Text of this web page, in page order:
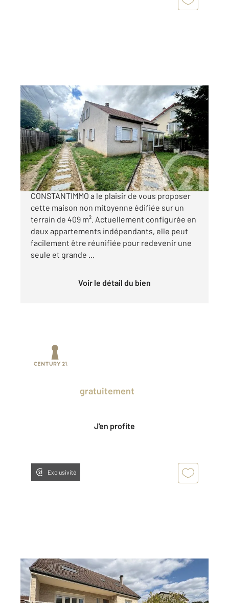
PARAY VIEILLE POSTE 91
126 m2, 7 pièces
Ref : 3627
Maison à vendre
426 000 €
Votre agence Century 21 groupe
CONSTANTIMMO a le plaisir de vous proposer
cette maison non mitoyenne édifiée sur un
terrain de 409 m². Actuellement configurée en
deux appartements indépendants, elle peut
facilement être réunifiée pour redevenir une
seule et grande ...
Voir le détail du bien
gratuitement
J'en profite
Exclusivité
ATHIS MONS 91
98 m , 6 pièces
Ref : 3983